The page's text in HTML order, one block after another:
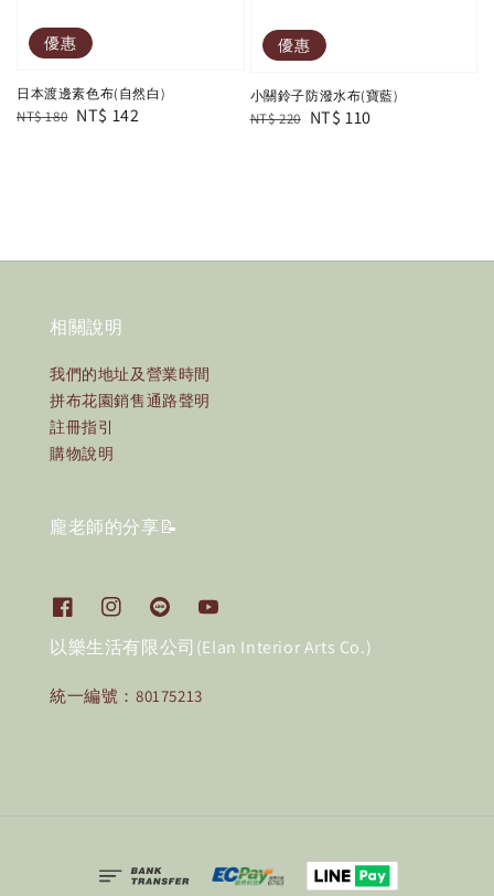
優惠
日本渡邊素色布(自然白)
Regular
NT$ 180 Sale
NT$ 142
優惠
小關鈴子防潑水布(寶藍)
Regular
NT$ 220 Sale
NT$ 110
相關說明
我們的地址及營業時間
拼布花園銷售通路聲明
註冊指引
購物說明
龐老師的分享📝
以樂生活有限公司(Elan Interior Arts Co.)
統一編號：80175213